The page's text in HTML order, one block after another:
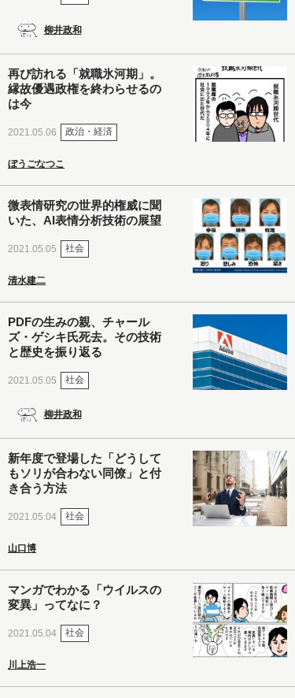
柳井政和
再び訪れる「就職氷河期」。
縁故優遇政権を終わらせるの
は今
2021.05.06 政治・経済
ぼうごなつこ
微表情研究の世界的権威に聞
いた、AI表情分析技術の展望
2021.05.05 社会
清水建二
PDFの生みの親、チャール
ズ・ゲシキ氏死去。その技術
と歴史を振り返る
2021.05.05 社会
柳井政和
新年度で登場した「どうして
もソリが合わない同僚」と付
き合う方法
2021.05.04 社会
山口博
マンガでわかる「ウイルスの
変異」ってなに？
2021.05.04 社会
川上浩一